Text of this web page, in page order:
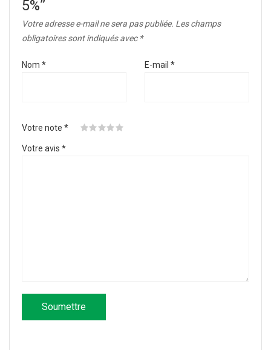
5%”
Votre adresse e-mail ne sera pas publiée. Les champs
obligatoires sont indiqués avec *
Nom * E-mail *
Votre note *
Votre avis *